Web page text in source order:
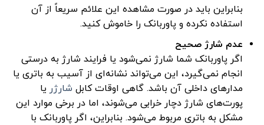
بنابراین باید در صورت مشاهده این علائم سریعاً از آن
استفاده نکرده و پاوربانک را خاموش کنید.
عدم شارژ صحیح
اگر پاوربانک شما شارژ نمی‌شود یا فرایند شارژ به درستی
انجام نمی‌گیرد، این می‌تواند نشانه‌ای از آسیب به باتری یا
مدارهای داخلی آن باشد. گاهی اوقات کابل شارژر یا
پورت‌های شارژ دچار خرابی می‌شوند، اما در برخی موارد این
مشکل به باتری مربوط می‌شود. بنابراین، اگر پاوربانک با